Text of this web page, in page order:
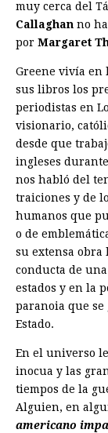
muy cerca del
Callaghan no
por Margaret
Greene vivía en
sus libros los
periodistas en
visionario,
desde que
ingleses
nos habló del
traiciones y de
humanos que
o de
su extensa
conducta de
estados y en la
paranoia que se
Estado.
En el universo
inocua y las
tiempos de la
Alguien, en
americano